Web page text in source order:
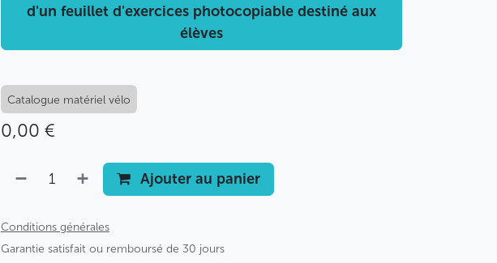
d'un feuillet d'exercices photocopiable destiné aux
élèves
Catalogue matériel vélo
0,00 €
Ajouter au panier
Conditions générales
Garantie satisfait ou remboursé de 30 jours